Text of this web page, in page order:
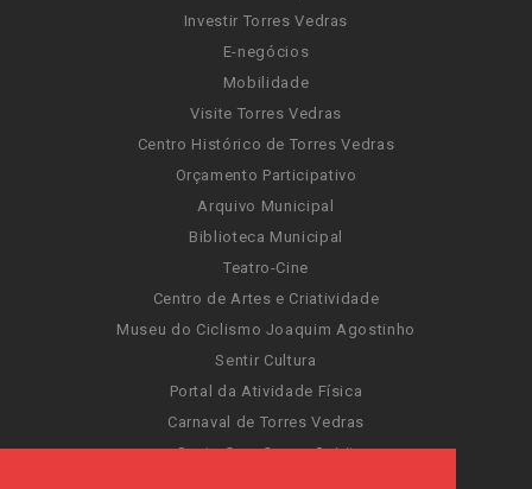
Investir Torres Vedras
E-negócios
Mobilidade
Visite Torres Vedras
Centro Histórico de Torres Vedras
Orçamento Participativo
Arquivo Municipal
Biblioteca Municipal
Teatro-Cine
Centro de Artes e Criatividade
Museu do Ciclismo Joaquim Agostinho
Sentir Cultura
Portal da Atividade Física
Carnaval de Torres Vedras
Santa Cruz Ocean Spirit